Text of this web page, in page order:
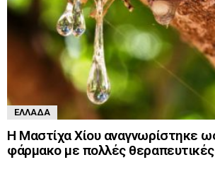
ΕΛΛΆΔΑ
Η Μαστίχα Χίου αναγνωρίστηκε
φάρμακο με πολλές θεραπευτικές